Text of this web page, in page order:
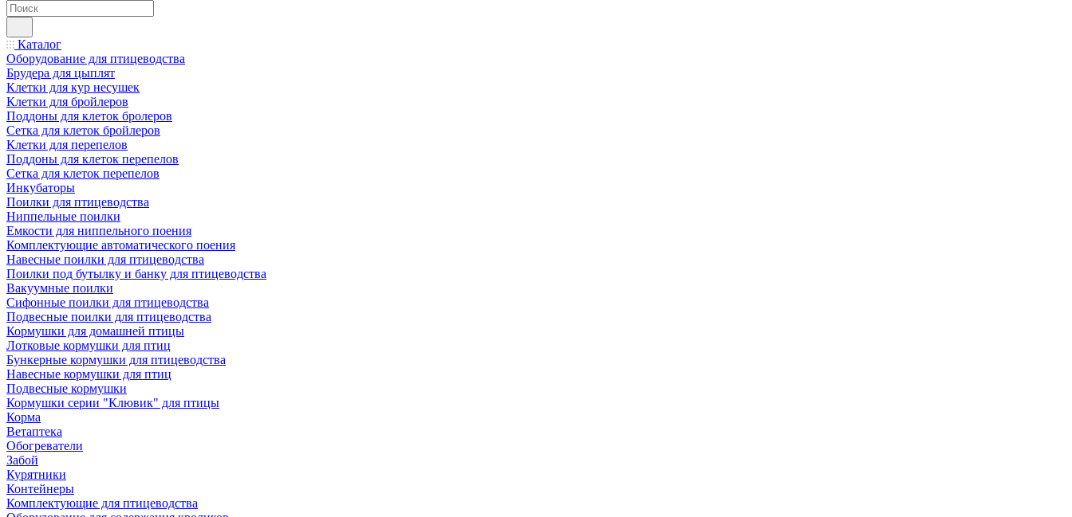
Каталог
Оборудование для птицеводства
Брудера для цыплят
Клетки для кур несушек
Клетки для бройлеров
Поддоны для клеток бролеров
Сетка для клеток бройлеров
Клетки для перепелов
Поддоны для клеток перепелов
Сетка для клеток перепелов
Инкубаторы
Поилки для птицеводства
Ниппельные поилки
Емкости для ниппельного поения
Комплектующие автоматического поения
Навесные поилки для птицеводства
Поилки под бутылку и банку для птицеводства
Вакуумные поилки
Сифонные поилки для птицеводства
Подвесные поилки для птицеводства
Кормушки для домашней птицы
Лотковые кормушки для птиц
Бункерные кормушки для птицеводства
Навесные кормушки для птиц
Подвесные кормушки
Кормушки серии "Клювик" для птицы
Корма
Ветаптека
Обогреватели
Забой
Курятники
Контейнеры
Комплектующие для птицеводства